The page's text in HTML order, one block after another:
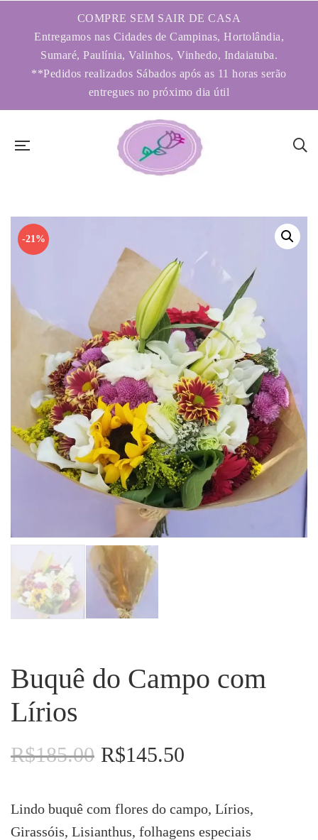
COMPRE SEM SAIR DE CASA
Entregamos nas Cidades de Campinas, Hortolândia,
Sumaré, Paulínia, Valinhos, Vinhedo, Indaiatuba.
**Pedidos realizados Sábados após as 11 horas serão
entregues no próximo dia útil
-21%
Buquê do Campo com
Lírios
R$185.00 O
era:
R$185.00.
R$145.50
é:
Lindo buquê com flores do campo, Lírios,
Girassóis, Lisianthus, folhagens especiais